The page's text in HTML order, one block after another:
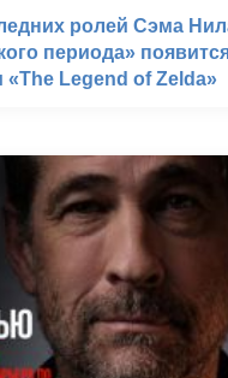
ролей Сэма
периода»
«The Legend of Zelda»